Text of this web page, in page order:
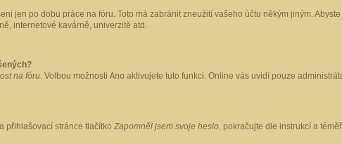
jen po dobu práce na fóru. Toto má zabránit zneužití vašeho účtu někým jiným.
internetové kavárně, univerzitě atd.
na fóru. Volbou možnosti Ano aktivujete tuto funkci. Online vás uvidí pouze
přihlašovací stránce tlačítko Zapomněl jsem svoje heslo, pokračujte dle instrukcí a